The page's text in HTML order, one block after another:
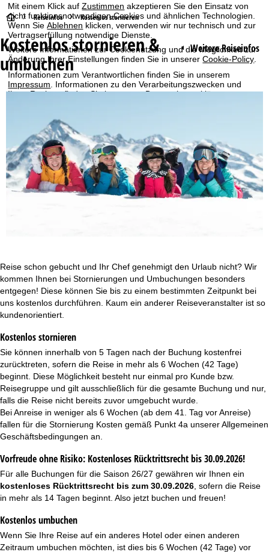
Mit einem Klick aufZustimmen akzeptieren Sie den Einsatz von
nicht funktionsnotwendigen Cookies und ähnlichen Technologien.
Wenn SieAblehnen klicken, verwenden wir nur technisch und zur
Vertragserfüllung notwendige Dienste.
Weitere Informationen zur Cookienutzung und die Möglichkeit zur
Änderung Ihrer Einstellungen finden Sie in unsererCookie-Policy
Informationen zum Verantwortlichen finden Sie in unserem
Impressum . Informationen zu den Verarbeitungszwecken und
Ihren Rechten finden Sie in unsererDatenschutzerklärung.
S
t
a
r
s
e
i
Reiseinfos Kostenlos stornieren
Weitere Reiseinfos
Kostenlos stornieren &
umbuchen
Reise schon gebucht und Ihr Chef genehmigt den Urlaub nicht? Wir
kommen Ihnen bei Stornierungen und Umbuchungen besonders
entgegen! Diese können Sie bis zu einem bestimmten Zeitpunkt bei
uns kostenlos durchführen. Kaum ein anderer Reiseveranstalter ist so
kundenorientiert.
Kostenlos stornieren
Sie können innerhalb von 5 Tagen nach der Buchung kostenfrei
zurücktreten, sofern die Reise in mehr als 6 Wochen (42 Tage)
beginnt. Diese Möglichkeit besteht nur einmal pro Kunde bzw.
Reisegruppe und gilt ausschließlich für die gesamte Buchung und nur,
falls die Reise nicht bereits zuvor umgebucht wurde.
Bei Anreise in weniger als 6 Wochen (ab dem 41. Tag vor Anreise)
fallen für die Stornierung Kosten gemäß Punkt 4a unsererAllgemeinen
Geschäftsbedingungen an.
Vorfreude ohne Risiko: Kostenloses Rücktrittsrecht bis 30.09.2026!
Für alle Buchungen für die Saison 26/27 gewähren wir Ihnen ein
kostenloses Rücktrittsrecht bis zum 30.09.2026 , sofern die Reise
in mehr als 14 Tagen beginnt. Also jetzt buchen und freuen!
Kostenlos umbuchen
Wenn Sie Ihre Reise auf ein anderes Hotel oder einen anderen
Zeitraum umbuchen möchten, ist dies bis 6 Wochen (42 Tage) vor